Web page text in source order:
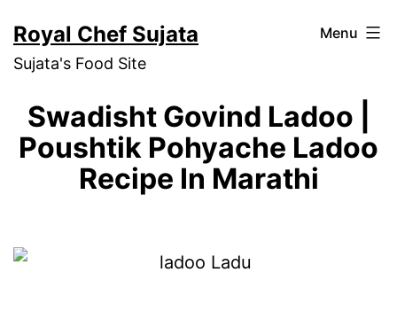
to
content
Royal Chef Sujata
Sujata's Food Site
Menu
Swadisht Govind Ladoo |
Poushtik Pohyache Ladoo
Recipe In Marathi